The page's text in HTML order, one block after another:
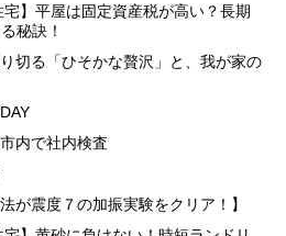
宅】平屋は固定資産税が高い？長期
秘訣！
切る「ひそかな贅沢」と、我が家の
内で社内検査
が震度７の加振実験をクリア！】